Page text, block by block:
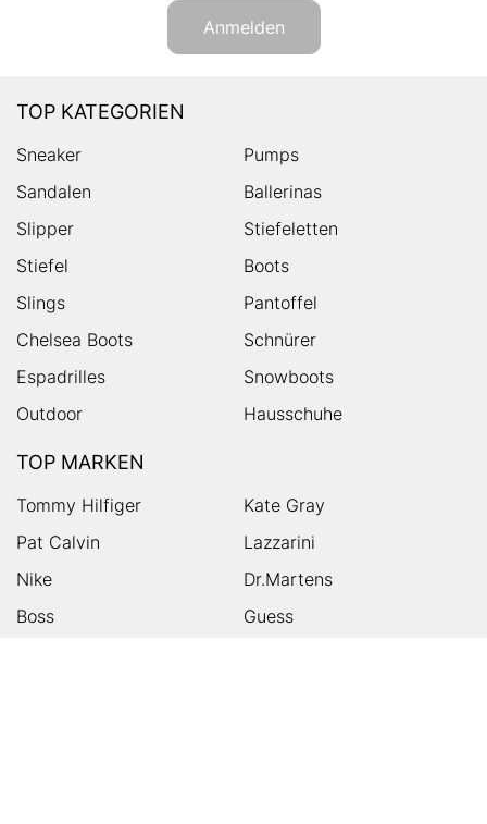
Anmelden
TOP KATEGORIEN
Sneaker
Pumps
Sandalen
Ballerinas
Slipper
Stiefeletten
Stiefel
Boots
Slings
Pantoffel
Chelsea Boots
Schnürer
Espadrilles
Snowboots
Outdoor
Hausschuhe
TOP MARKEN
Tommy Hilfiger
Kate Gray
Pat Calvin
Lazzarini
Nike
Dr.Martens
Boss
Guess